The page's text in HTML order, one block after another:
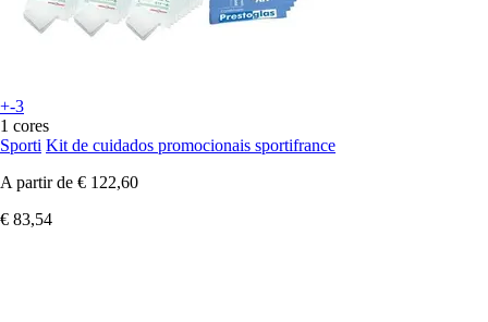
+-3
1 cores
Sporti Kit de cuidados promocionais sportifrance
A partir de € 122,60
€ 83,54